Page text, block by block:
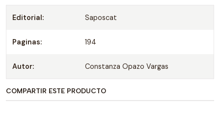
Editorial: Saposcat
Paginas: 194
Autor: Constanza Opazo Vargas
COMPARTIR ESTE PRODUCTO